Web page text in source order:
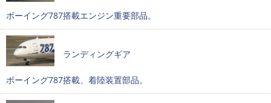
ボーイング787搭載エンジン重要部品。
ランディングギア
ボーイング787搭載、着陸装置部品。